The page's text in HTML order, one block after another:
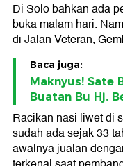
Di Solo bahkan ada
buka malam hari.
di Jalan Veteran,
Baca juga:
Maknyus! Sate
Buatan Bu Hj.
Racikan nasi liwet di
sudah ada sejak 33
awalnya jualan